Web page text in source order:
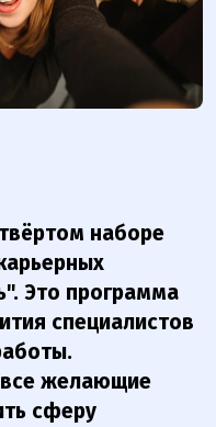
наборе
Это программа
специалистов
все желающие
сферу